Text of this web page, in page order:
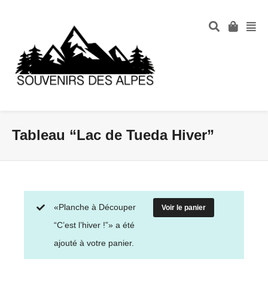
Tableau “Lac de Tueda Hiver”
Voir le panier
«Planche à Découper
“C’est l’hiver !”» a été
ajouté à votre panier.